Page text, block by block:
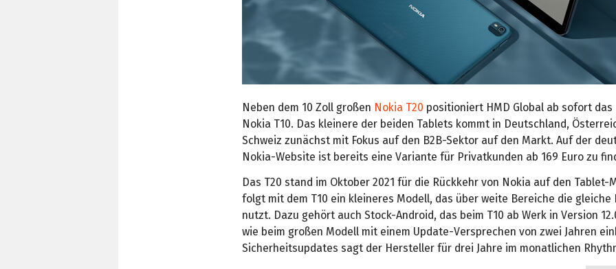
Neben dem 10 Zoll großen Nokia T20 positioniert HMD Global ab sofort das
Nokia T10. Das kleinere der beiden Tablets kommt in Deutschland,
Schweiz zunächst mit Fokus auf den B2B-Sektor auf den Markt. Auf der
Nokia‑Website­ ist bereits eine Variante für Privatkunden ab 169 Euro zu
Das T20 stand im Oktober 2021 für die Rückkehr von Nokia auf den Tablet-
folgt mit dem T10 ein kleineres Modell, das über weite Bereiche die
nutzt. Dazu gehört auch Stock-Android, das beim T10 ab Werk in Version
wie beim großen Modell mit einem Update-Versprechen von zwei Jahren
Sicherheitsupdates sagt der Hersteller für drei Jahre im monatlichen